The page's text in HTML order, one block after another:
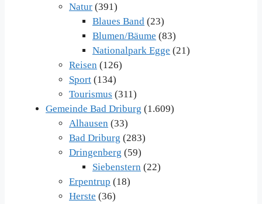
Natur (391)
Blaues Band (23)
Blumen/Bäume (83)
Nationalpark Egge (21)
Reisen (126)
Sport (134)
Tourismus (311)
Gemeinde Bad Driburg (1.609)
Alhausen (33)
Bad Driburg (283)
Dringenberg (59)
Siebenstern (22)
Erpentrup (18)
Herste (36)